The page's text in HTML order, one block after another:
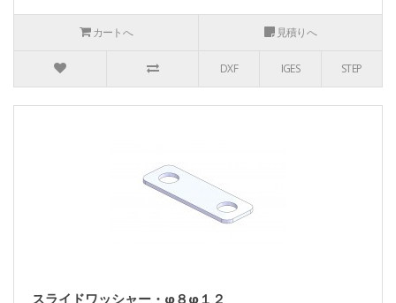
カートへ 見積りへ
DXF IGES STEP
スライドワッシャー・φ８φ１２